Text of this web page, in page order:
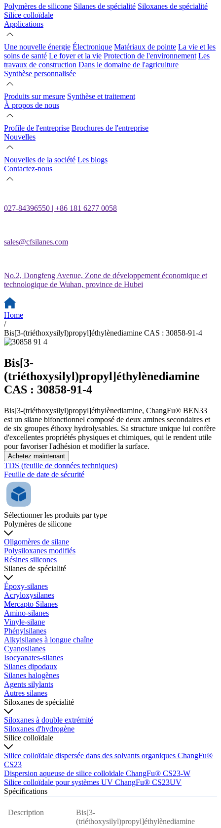
Polymères de silicone Silanes de spécialité Siloxanes de spécialité
Silice colloïdale
Applications
Une nouvelle énergie Électronique Matériaux de pointe La vie et les
soins de santé Le foyer et la vie Protection de l'environnement Les
travaux de construction Dans le domaine de l'agriculture
Synthèse personnalisée
Produits sur mesure Synthèse et traitement
À propos de nous
Profile de l'entreprise Brochures de l'entreprise
Nouvelles
Nouvelles de la société Les blogs
Contactez-nous
027-84396550 | +86 181 6277 0058
sales@cfsilanes.com
No.2, Dongfeng Avenue, Zone de développement économique et
technologique de Wuhan, province de Hubei
Home
/
Bis[3-(triéthoxysilyl)propyl]éthylènediamine CAS : 30858-91-4
Bis[3-
(triéthoxysilyl)propyl]éthylènediamine
CAS : 30858-91-4
Bis[3-(triéthoxysilyl)propyl]éthylènediamine, ChangFu® BEN33
est un silane bifonctionnel composé de deux amines secondaires et
de six groupes éthoxy hydrolysables. Sa structure unique lui confère
d'excellentes propriétés physiques et chimiques, qui le rendent utile
pour favoriser l'adhésion et modifier la surface.
Achetez maintenant
TDS (feuille de données techniques)
Feuille de date de sécurité
Sélectionner les produits par type
Polymères de silicone
Oligomères de silane
Polysiloxanes modifiés
Résines silicones
Silanes de spécialité
Époxy-silanes
Acryloxysilanes
Mercapto Silanes
Amino-silanes
Vinyle-silane
Phénylsilanes
Alkylsilanes à longue chaîne
Cyanosilanes
Isocyanates-silanes
Silanes dipodaux
Silanes halogènes
Agents silylants
Autres silanes
Siloxanes de spécialité
Siloxanes à double extrémité
Siloxanes d'hydrogène
Silice colloïdale
Silice colloïdale dispersée dans des solvants organiques ChangFu®
CS23
Dispersion aqueuse de silice colloïdale ChangFu® CS23-W
Silice colloïdale pour systèmes UV ChangFu® CS23UV
Spécifications
Description
Bis[3-
(triéthoxysilyl)propyl]éthylènediamine